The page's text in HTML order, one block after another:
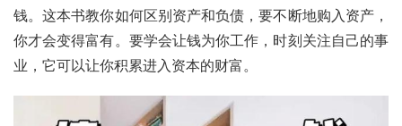
钱。这本书教你如何区别资产和负债，要不断地购入资产，
你才会变得富有。要学会让钱为你工作，时刻关注自己的事
业，它可以让你积累进入资本的财富。